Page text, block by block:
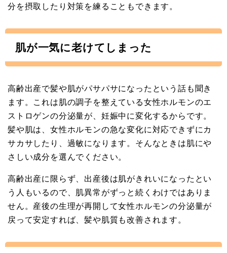
分を摂取したり対策を練ることもできます。
肌が一気に老けてしまった
高齢出産で髪や肌がパサパサになったという話も聞き
ます。これは肌の調子を整えている女性ホルモンのエ
ストロゲンの分泌量が、妊娠中に変化するからです。
髪や肌は、女性ホルモンの急な変化に対応できずにカ
サカサしたり、過敏になります。そんなときは肌にや
さしい成分を選んでください。
高齢出産に限らず、出産後は肌がきれいになったとい
う人もいるので、肌異常がずっと続くわけではありま
せん。産後の生理が再開して女性ホルモンの分泌量が
戻って安定すれば、髪や肌質も改善されます。